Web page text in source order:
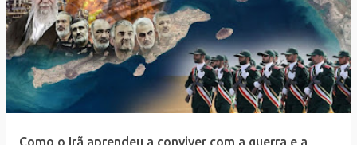
Como o Irã aprendeu a conviver com a guerra e a